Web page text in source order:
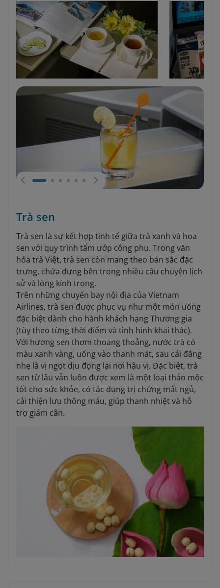
Trà sen
Trà sen là sự kết hợp tinh tế giữa trà xanh và hoa
sen với quy trình tẩm ướp công phu. Trong văn
hóa trà Việt, trà sen còn mang theo bản sắc đặc
trưng, chứa đựng bên trong nhiều câu chuyện lịch
sử và lòng kính trọng.
Trên những chuyến bay nội địa của Vietnam
Airlines, trà sen được phục vụ như một món uống
đặc biệt dành cho hành khách hạng Thương gia
(tùy theo từng thời điểm và tình hình khai thác).
Với hương sen thơm thoang thoảng, nước trà có
màu xanh vàng, uống vào thanh mát, sau cái đắng
nhẹ là vị ngọt dịu đọng lại nơi hậu vị. Đặc biệt, trà
sen từ lâu vẫn luôn được xem là một loại thảo mộc
tốt cho sức khỏe, có tác dụng trị chứng mất ngủ,
cải thiện lưu thông máu, giúp thanh nhiệt và hỗ
trợ giảm cân.